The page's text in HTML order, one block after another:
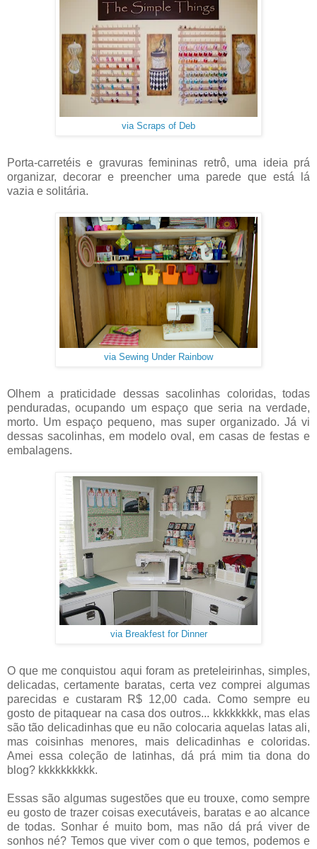
via Scraps of Deb
Porta-carretéis e gravuras femininas retrô, uma ideia prá
organizar, decorar e preencher uma parede que está lá
vazia e solitária.
via Sewing Under Rainbow
Olhem a praticidade dessas sacolinhas coloridas, todas
penduradas, ocupando um espaço que seria na verdade,
morto. Um espaço pequeno, mas super organizado. Já vi
dessas sacolinhas, em modelo oval, em casas de festas e
embalagens.
via Breakfest for Dinner
O que me conquistou aqui foram as preteleirinhas, simples,
delicadas, certamente baratas, certa vez comprei algumas
parecidas e custaram R$ 12,00 cada. Como sempre eu
gosto de pitaquear na casa dos outros... kkkkkkkk, mas elas
são tão delicadinhas que eu não colocaria aquelas latas ali,
mas coisinhas menores, mais delicadinhas e coloridas.
Amei essa coleção de latinhas, dá prá mim tia dona do
blog? kkkkkkkkkk.
Essas são algumas sugestões que eu trouxe, como sempre
eu gosto de trazer coisas executáveis, baratas e ao alcance
de todas. Sonhar é muito bom, mas não dá prá viver de
sonhos né? Temos que viver com o que temos, podemos e